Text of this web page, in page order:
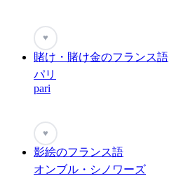
♥
賭け・賭け金のフランス語
パリ
pari
♥
影絵のフランス語
オンブル・シノワーズ